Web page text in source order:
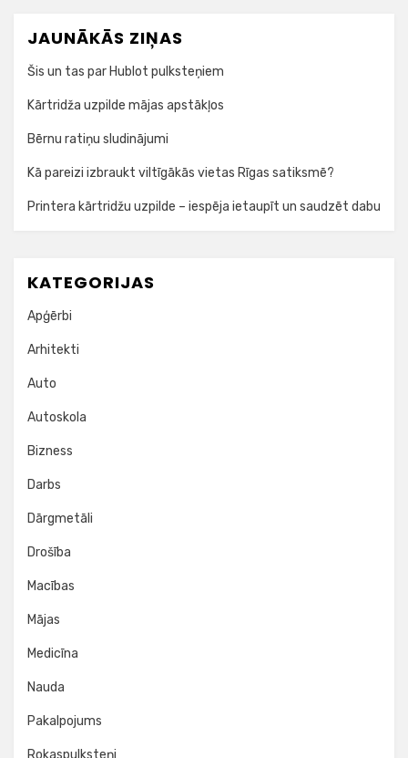
JAUNĀKĀS ZIŅAS
Šis un tas par Hublot pulksteņiem
Kārtridža uzpilde mājas apstākļos
Bērnu ratiņu sludinājumi
Kā pareizi izbraukt viltīgākās vietas Rīgas satiksmē?
Printera kārtridžu uzpilde – iespēja ietaupīt un saudzēt dabu
KATEGORIJAS
Apģērbi
Arhitekti
Auto
Autoskola
Bizness
Darbs
Dārgmetāli
Drošība
Macības
Mājas
Medicīna
Nauda
Pakalpojums
Rokaspulksteņi